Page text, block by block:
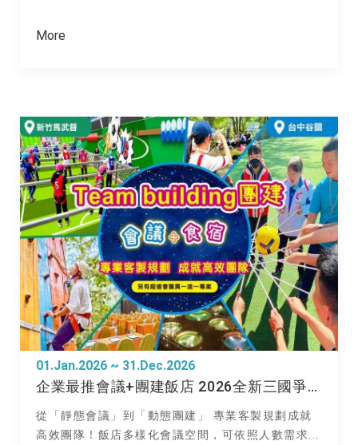
More
01.Jan.2026 ~ 31.Dec.2026
企業最推會議+團建飯店 2026全新三國爭霸 / 谷關盤谷開天Team Building
從「靜態會議」到「動態團建」 專業客製規劃成就
高效團隊！飯店多樣化會議空間，可依照人數需求...